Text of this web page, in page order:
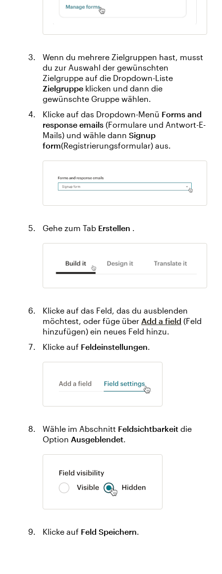
Wenn du mehrere Zielgruppen hast, musst
du zur Auswahl der gewünschten
Zielgruppe auf die Dropdown-Liste
Zielgruppe klicken und dann die
gewünschte Gruppe wählen.
Klicke auf das Dropdown-Menü Forms and
response emails (Formulare und Antwort-E-
Mails) und wähle dann Signup
form(Registrierungsformular) aus.
Gehe zum Tab Erstellen
Klicke auf das Feld, das du ausblenden
möchtest, oder füge über Add a field (Feld
hinzufügen) ein neues Feld hinzu.
Klicke auf Feldeinstellungen.
Wähle im Abschnitt Feldsichtbarkeit die
Option Ausgeblendet.
Klicke auf Feld Speichern.